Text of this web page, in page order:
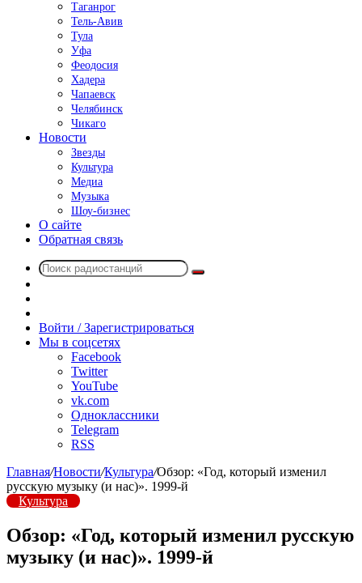
Таганрог
Тель-Авив
Тула
Уфа
Феодосия
Хадера
Чапаевск
Челябинск
Чикаго
Новости
Звезды
Культура
Медиа
Музыка
Шоу-бизнес
О сайте
Обратная связь
Поиск
радио
Войти / Зарегистрироваться
Мы в соцсетях
Facebook
Twitter
YouTube
vk.com
Одноклассники
Telegram
RSS
Главная/Новости/Культура/Обзор: «Год, который изменил
русскую музыку (и нас)». 1999-й
Культура
Обзор: «Год, который изменил русскую
музыку (и нас)». 1999-й